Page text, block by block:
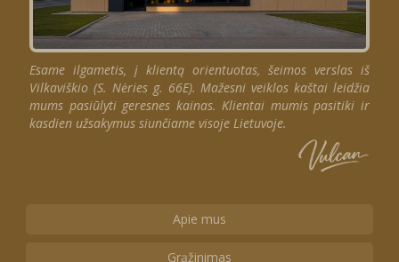
Esame ilgametis, į klientą orientuotas, šeimos verslas iš
Vilkaviškio (S. Nėries g. 66E). Mažesni veiklos kaštai leidžia
mums pasiūlyti geresnes kainas. Klientai mumis pasitiki ir
kasdien užsakymus siunčiame visoje Lietuvoje.
Apie mus
Grąžinimas